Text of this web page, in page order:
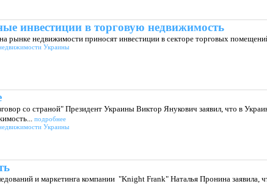
инвестиции в торговую недвижимость
рынке недвижимости приносят инвестиции в секторе торговых
Украины
со страной" Президент Украины Виктор Янукович заявил, что в
подробнее
Украины
и маркетинга компании "Knight Frank" Наталья Пронина заявила,